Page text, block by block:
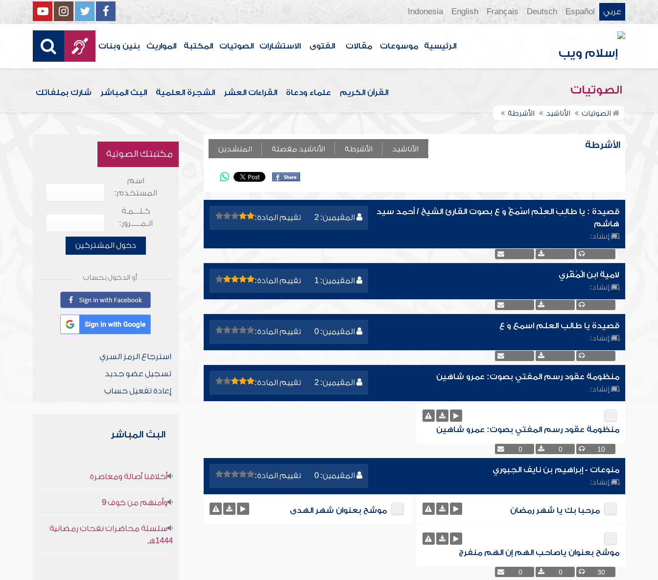
عربي Español
Deutsch
Français
English
Indonesia
الرئيسية موسوعات مقالات الفتوى الاستشارات الصوتيات المكتبة المواريث بنين وبنات
الصوتيات القرآن الكريم علماء ودعاة القراءات العشر الشجرة العلمية البث المباشر شارك بملفاتك
الصوتيات الأناشيد الأشرطة
الأشرطة الأناشيد الأشرطة الأناشيد مفصلة المنشدين
المقيمين: 2 تقييم المادة:
قصيدة : يا طالِبَ العِلْمِ اسْمَعْ وَ ع بصوت القارئ الشيخ / أحمد سيد
هاشم
إنشاد:
المقيمين: 1 تقييم المادة:
لامية ابن الْمُقْري
إنشاد:
المقيمين: 0 تقييم المادة:
قصيدة يا طالب العلم اسمع وَ عِ
إنشاد:
المقيمين: 2 تقييم المادة:
منظومة عقود رسم المفتي بصوت: عمرو شاهين
إنشاد:
منظومة عقود رسم المفتي بصوت: عمرو شاهين
10
0
0
المقيمين: 0 تقييم المادة:
منوعات - إبراهيم بن نايف الجبوري
إنشاد:
مرحبا بك يا شهر رمضان موشح بعنوان شهر الهدى
موشح بعنوان ياصاحب الهم إن الهم منفرج
30
0
0
مكتبتك الصوتية
اسم
المستخدم:
كـلـــمـة
الـمـــــرور:
دخول المشتركين
أو الدخول بحساب
استرجاع الرمز السري
تسجيل عضو جديد
إعادة تفعيل حساب
البث المباشر
أخلاقنا أصالة ومعاصرة
وأمنهم من خوف 9
سلسلة محاضرات نفحات رمضانية
1444هـ